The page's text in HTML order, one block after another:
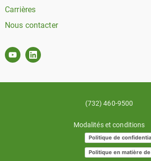
Carrières
Nous contacter
(732) 460-9500
Modalités et conditions
Politique de
Politique en matière